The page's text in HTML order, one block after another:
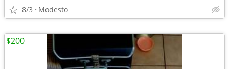
8/3 Modesto
$200